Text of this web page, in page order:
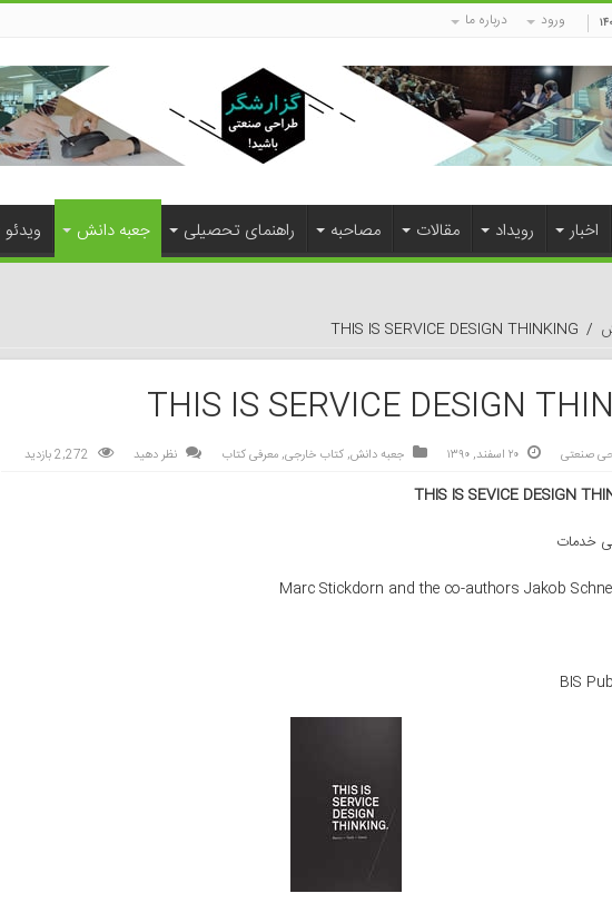
ورود درباره ما
اخبار رویداد مقالات مصاحبه راهنمای تحصیلی جعبه دانش ویدئو
/
THIS IS SERVICE DESIGN THINKING
THIS IS SERVICE DESIGN
صنعتی ۲۰ اسفند, ۱۳۹۰ جعبه دانش,کتاب خارجی,معرفی کتاب نظر دهید 2,272 بازدید
خدمات